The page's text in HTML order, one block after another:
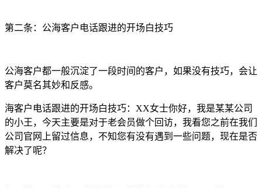
第二条：公海客户电话跟进的开场白技巧
公海客户都一般沉淀了一段时间的客户，如果没有技巧，会让
客户莫名其妙和反感。
海客户电话跟进的开场白技巧：XX女士你好，我是某某公司
的小王，今天主要是对于老会员做个回访，我看您之前在我们
公司官网上留过信息，不知您有没有遇到一些问题，现在是否
解决了呢？